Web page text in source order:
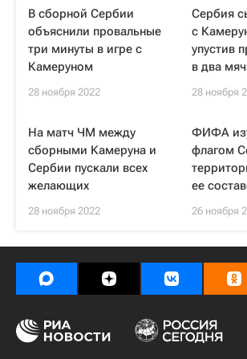
В сборной Сербии
объяснили провальные
три минуты в игре с
Камеруном
28 ноября 2022
Сербия
с
упустив
в два
28 ноября
На матч ЧМ между
сборными Камеруна и
Сербии пускали всех
желающих
28 ноября 2022
ФИФА
флагом
ее
26 ноября